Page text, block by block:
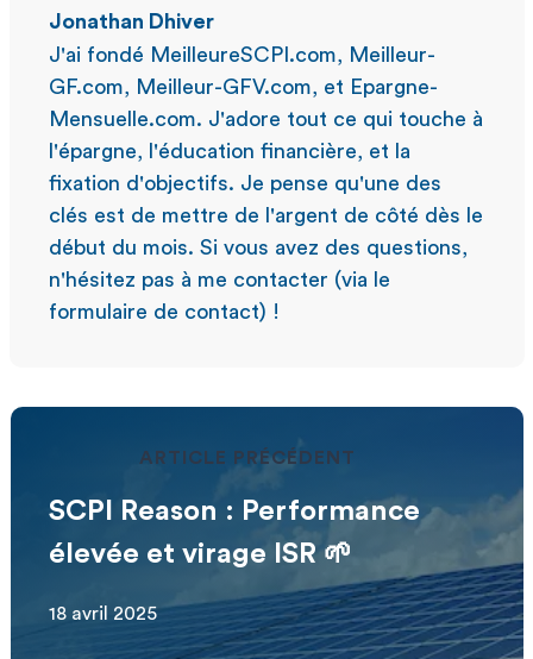
Jonathan Dhiver
J'ai fondé MeilleureSCPI.com, Meilleur-
GF.com, Meilleur-GFV.com, et Epargne-
Mensuelle.com. J'adore tout ce qui touche à
l'épargne, l'éducation financière, et la
fixation d'objectifs. Je pense qu'une des
clés est de mettre de l'argent de côté dès le
début du mois. Si vous avez des questions,
n'hésitez pas à me contacter (via le
formulaire de contact) !
ARTICLE PRÉCÉDENT
SCPI Reason : Performance
élevée et virage ISR 🌱
18 avril 2025